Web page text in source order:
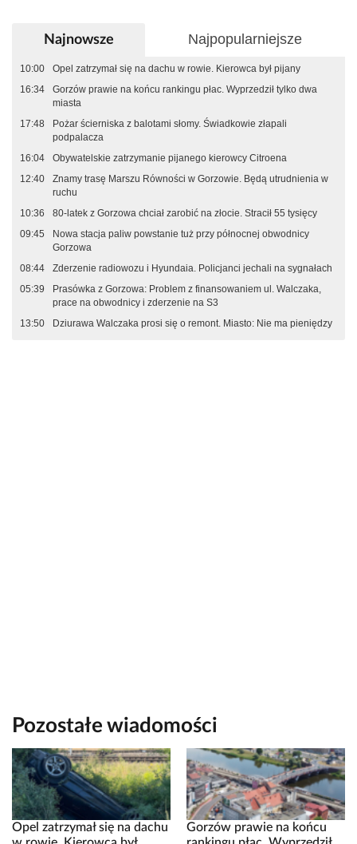
Najnowsze Najpopularniejsze
10:00
Opel zatrzymał się na dachu w rowie. Kierowca był pijany
16:34
Gorzów prawie na końcu rankingu płac. Wyprzedził tylko dwa
miasta
17:48
Pożar ścierniska z balotami słomy. Świadkowie złapali
podpalacza
16:04
Obywatelskie zatrzymanie pijanego kierowcy Citroena
12:40
Znamy trasę Marszu Równości w Gorzowie. Będą utrudnienia w
ruchu
10:36
80-latek z Gorzowa chciał zarobić na złocie. Stracił 55 tysięcy
09:45
Nowa stacja paliw powstanie tuż przy północnej obwodnicy
Gorzowa
08:44
Zderzenie radiowozu i Hyundaia. Policjanci jechali na sygnałach
05:39
Prasówka z Gorzowa: Problem z finansowaniem ul. Walczaka,
prace na obwodnicy i zderzenie na S3
13:50
Dziurawa Walczaka prosi się o remont. Miasto: Nie ma pieniędzy
Pozostałe wiadomości
Opel zatrzymał się na dachu
Gorzów prawie na końcu